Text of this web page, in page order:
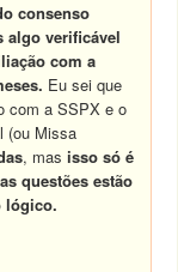
consenso
algo verificável
com a
Eu sei que
com a SSPX e o
(ou Missa
, masisso só é
questões estão
lógico.